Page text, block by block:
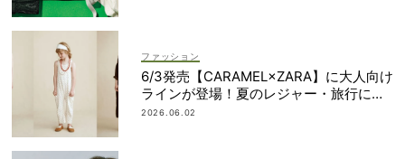
ファッション
6/3発売【CARAMEL×ZARA】に大人向け
ラインが登場！夏のレジャー・旅行にも
おすすめ
2026.06.02